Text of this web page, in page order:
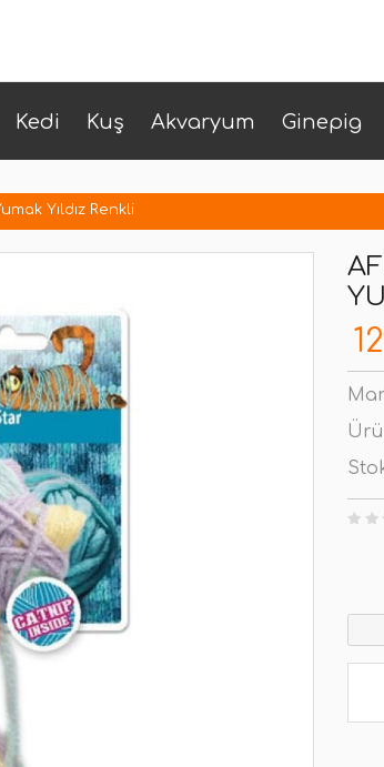
Kedi Kuş Akvaryum Ginepig
Yıldız Renkli